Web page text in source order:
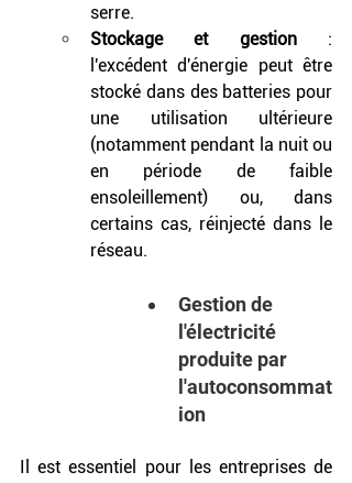
serre.
Stockage et gestion :
l'excédent d'énergie peut être
stocké dans des batteries pour
une utilisation ultérieure
(notamment pendant la nuit ou
en période de faible
ensoleillement) ou, dans
certains cas, réinjecté dans le
réseau.
Gestion de
l'électricité
produite par
l'autoconsommat
ion
Il est essentiel pour les entreprises de